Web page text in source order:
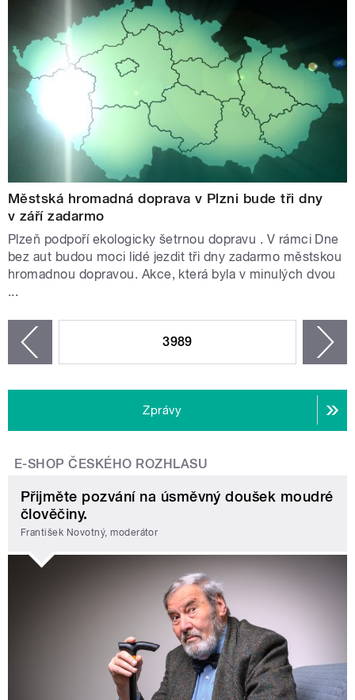
Městská hromadná doprava v Plzni bude tři dny
v září zadarmo
Plzeň podpoří ekologicky šetrnou dopravu . V rámci Dne
bez aut budou moci lidé jezdit tři dny zadarmo městskou
hromadnou dopravou. Akce, která byla v minulých dvou
...
3989
Zprávy
E-SHOP ČESKÉHO ROZHLASU
Přijměte pozvání na úsměvný doušek moudré
člověčiny.
František Novotný, moderátor